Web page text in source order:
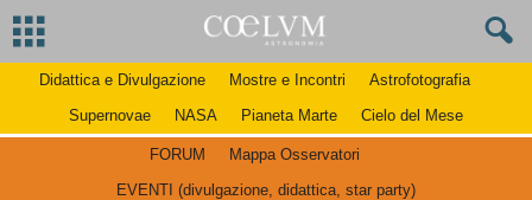
Didattica e Divulgazione Mostre e Incontri
Astrofotografia
Supernovae
NASA Pianeta Marte Cielo del Mese
FORUM
Mappa Osservatori
EVENTI (divulgazione, didattica, star party)